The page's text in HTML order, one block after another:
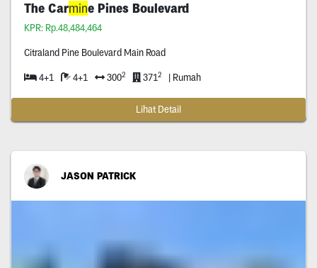
The Carmine Pines Boulevard
KPR: Rp.48,484,464
Citraland Pine Boulevard Main Road
4+1 4+1 3002 3712 | Rumah
Lihat Detail
JASON PATRICK